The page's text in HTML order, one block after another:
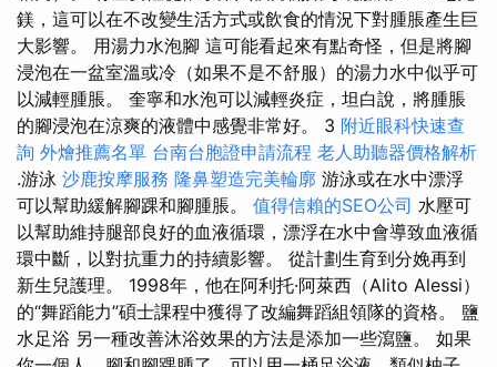
鎂，這可以在不改變生活方式或飲食的情況下對腫脹產生巨
大影響。 用湯力水泡腳 這可能看起來有點奇怪，但是將腳
浸泡在一盆室溫或冷（如果不是不舒服）的湯力水中似乎可
以減輕腫脹。 奎寧和水泡可以減輕炎症，坦白說，將腫脹
的腳浸泡在涼爽的液體中感覺非常好。 3 附近眼科快速查
詢 外燴推薦名單 台南台胞證申請流程 老人助聽器價格解析
.游泳 沙鹿按摩服務 隆鼻塑造完美輪廓 游泳或在水中漂浮
可以幫助緩解腳踝和腳腫脹。 值得信賴的SEO公司 水壓可
以幫助維持腿部良好的血液循環，漂浮在水中會導致血液循
環中斷，以對抗重力的持續影響。 從計劃生育到分娩再到
新生兒護理。 1998年，他在阿利托·阿萊西（Alito Alessi）
的“舞蹈能力”碩士課程中獲得了改編舞蹈組領隊的資格。 鹽
水足浴 另一種改善沐浴效果的方法是添加一些瀉鹽。 如果